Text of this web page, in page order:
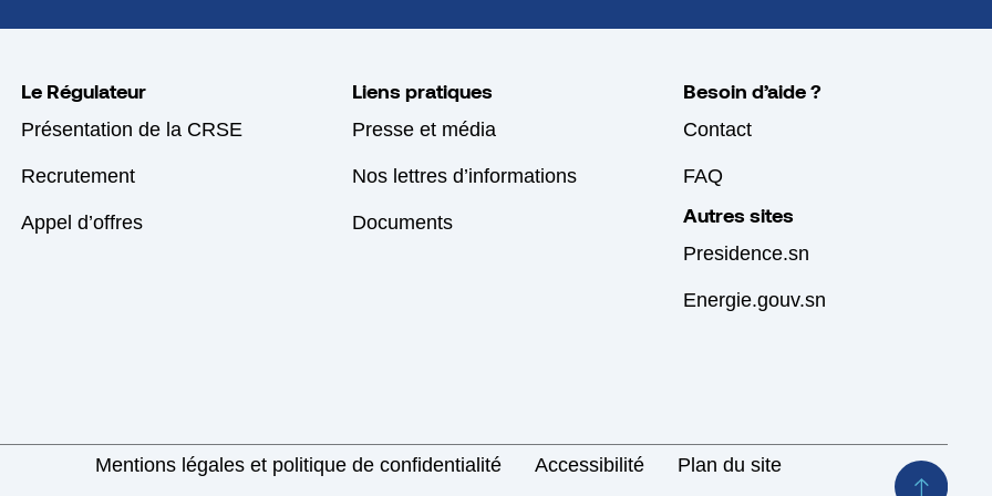
Le Régulateur
Présentation de la CRSE
Recrutement
Appel d’offres
Liens pratiques
Presse et média
Nos lettres d’informations
Documents
Besoin d’aide ?
Contact
FAQ
Autres sites
Presidence.sn
Energie.gouv.sn
Mentions légales et politique de confidentialité Accessibilité
Plan du site